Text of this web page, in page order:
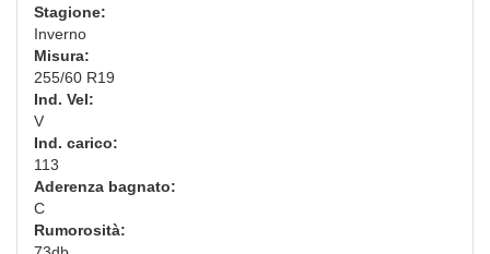
Stagione:
Inverno
Misura:
255/60 R19
Ind. Vel:
V
Ind. carico:
113
Aderenza bagnato:
C
Rumorosità: